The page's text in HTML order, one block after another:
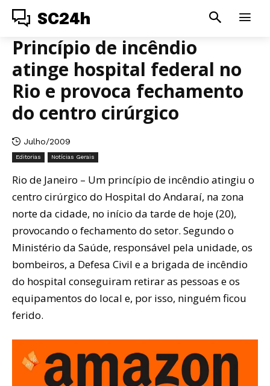
SC24h
Princípio de incêndio
atinge hospital federal no
Rio e provoca fechamento
do centro cirúrgico
Julho/2009
Editorias Notícias Gerais
Rio de Janeiro – Um princípio de incêndio atingiu o
centro cirúrgico do Hospital do Andaraí, na zona
norte da cidade, no início da tarde de hoje (20),
provocando o fechamento do setor. Segundo o
Ministério da Saúde, responsável pela unidade, os
bombeiros, a Defesa Civil e a brigada de incêndio
do hospital conseguiram retirar as pessoas e os
equipamentos do local e, por isso, ninguém ficou
ferido.